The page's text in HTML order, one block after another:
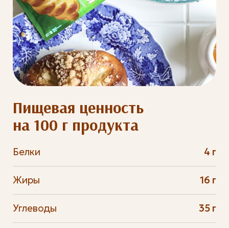
Пищевая ценность
на 100 г продукта
Белки 4 г
Жиры 16 г
Углеводы 35 г